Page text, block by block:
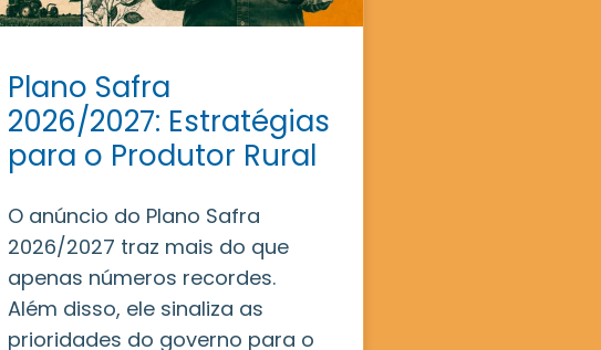
Plano Safra
2026/2027: Estratégias
para o Produtor Rural
O anúncio do Plano Safra
2026/2027 traz mais do que
apenas números recordes.
Além disso, ele sinaliza as
prioridades do governo para o